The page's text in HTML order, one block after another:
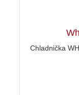
Chladnička